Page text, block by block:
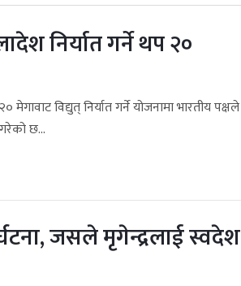
निर्यात गर्ने थप २०
विद्युत् निर्यात गर्ने योजनामा भारतीय पक्षले
छ...
जसले मृगेन्द्रलाई स्वदेश